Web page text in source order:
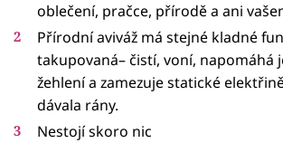
oblečení, pračce, přírodě a ani
Přírodní aviváž má stejné kladné
takupovaná– čistí, voní, napomáhá
žehlení a zamezuje statické
dávala rány.
Nestojí skoro nic